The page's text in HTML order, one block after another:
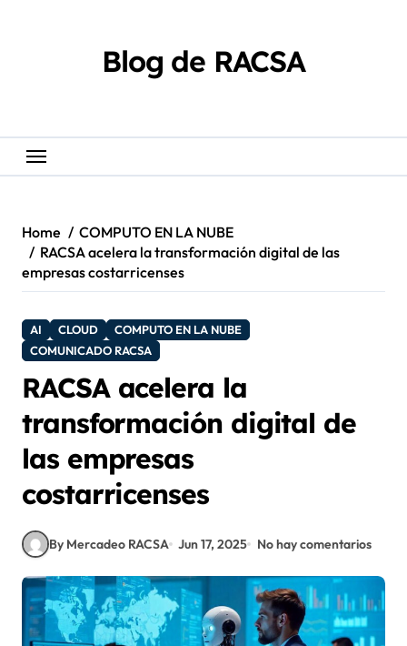
Blog de RACSA
Home
COMPUTO EN LA NUBE
RACSA acelera la transformación digital de las
empresas costarricenses
AI CLOUD
COMPUTO EN LA NUBE
COMUNICADO RACSA
RACSA acelera la
transformación digital de
las empresas
costarricenses
By Mercadeo RACSA Jun 17, 2025 No hay comentarios